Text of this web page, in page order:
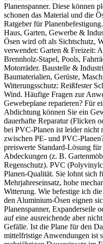
Planenspanner. Diese können
schonen das Material und die
Ratgeber für
Haus, Garten, Gewerbe &
Ösen wird oft als Sichtschutz,
verwendet: Garten & Freizeit:
Brennholz-Stapel, Pools,
Motorräder. Baustelle &
Baumaterialien, Gerüste,
Witterungsschutz: Reißfester
Wind. Häufige Fragen zur
Gewebeplane reparieren? Für
Abdichtung können Sie ein
dauerhafte Reparatur (Flicken
bei PVC-Planen ist leider nicht
zwischen PE- und PVC-
preiswerte Standard-Lösung
Abdeckungen (z. B.
Regenschutz). PVC
Planen-Qualität. Sie lohnt sich
Mehrjahreseinsatz, hohe
Witterung. Wie befestige ich
den Aluminium-Ösen eignen
Planenspanner, Expanderseile
auf eine ausreichende aber
Gefälle. Ist die Plane für den
mittelfristige Anwendungen ist